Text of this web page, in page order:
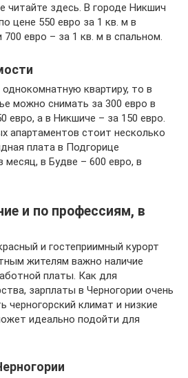
читайте здесь. В городе Никшич
цене 550 евро за 1 кв. м в
евро – за 1 кв. м в спальном.
однокомнатную квартиру, то в
можно снимать за 300 евро в
евро, а в Никшиче – за 150 евро.
апартаментов стоит несколько
плата в Подгорице
месяц, в Будве – 600 евро, в
и по профессиям, в
и гостеприимный курорт
жителям важно наличие
платы. Как для
зарплаты в Черногории очень
черногорский климат и низкие
идеально подойти для